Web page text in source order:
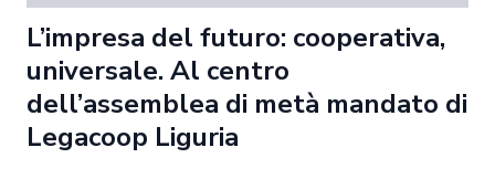
L’impresa del futuro: cooperativa,
universale. Al centro
dell’assemblea di metà mandato di
Legacoop Liguria